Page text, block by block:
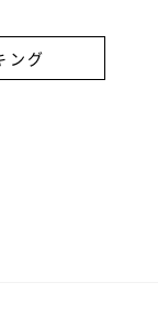
ング
ため、ダイヤモン
ルで飽きのこない
です。